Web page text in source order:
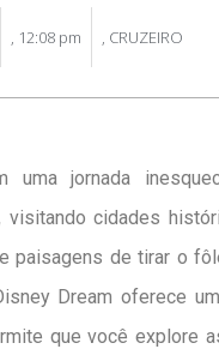
12:08 pm CRUZEIRO
uma jornada
visitando cidades
paisagens de tirar o
Dreamoferece
que você explore